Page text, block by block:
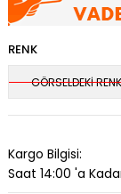
RENK
GÖRSELDEKİ RENK
Kargo Bilgisi:
Saat 14:00 'a